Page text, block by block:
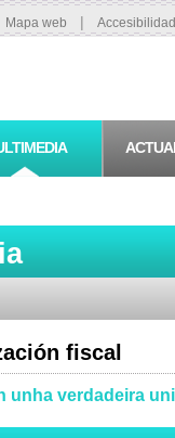
Mapa web |
fiscal
unha verdadeira